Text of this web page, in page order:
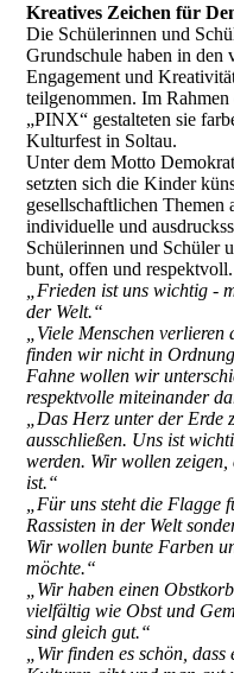
Kreatives Zeichen für
Die Schülerinnen und
Grundschule haben in den
Engagement und
teilgenommen. Im
„PINX“ gestalteten sie
Kulturfest in Soltau.
Unter dem Motto
setzten sich die Kinder
gesellschaftlichen Themen
individuelle und
Schülerinnen und Schüler
bunt, offen und respektvoll.
„Frieden ist uns wichtig -
der Welt.“
„Viele Menschen
finden wir nicht in
Fahne wollen wir
respektvolle miteinander
„Das Herz unter der Erde
ausschließen. Uns ist
werden. Wir wollen
ist.“
„Für uns steht die
Rassisten in der Welt
Wir wollen bunte Farben
möchte.“
„Wir haben einen
vielfältig wie Obst und
sind gleich gut.“
„Wir finden es schön,